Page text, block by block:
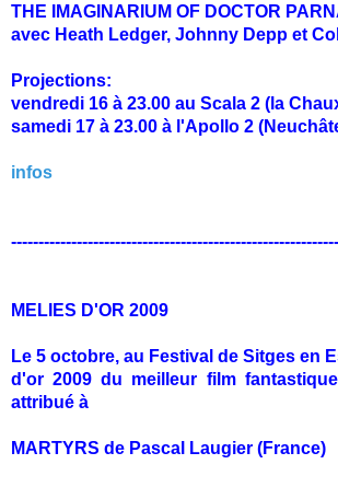
THE IMAGINARIUM OF DOCTOR
avec Heath Ledger, Johnny Depp et
Projections:
vendredi 16 à 23.00 au Scala 2 (la
samedi 17 à 23.00 à l'Apollo 2
infos
MELIES D'OR 2009
Le 5 octobre, au Festival de Sitges en
d'or 2009 du meilleur film
attribué à
MARTYRS de Pascal Laugier (France)